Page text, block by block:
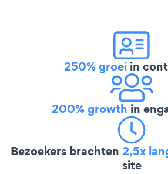
250% groei in
200% growth in
Bezoekers brachten 2,5x
site